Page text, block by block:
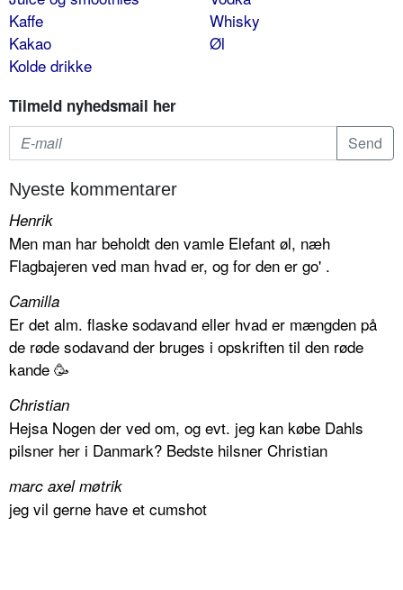
Kaffe
Kakao
Kolde drikke
Whisky
Øl
Tilmeld nyhedsmail her
Nyeste kommentarer
Henrik
Men man har beholdt den vamle Elefant øl, næh
Flagbajeren ved man hvad er, og for den er go' .
Camilla
Er det alm. flaske sodavand eller hvad er mængden på
de røde sodavand der bruges i opskriften til den røde
kande 🥳
Christian
Hejsa Nogen der ved om, og evt. jeg kan købe Dahls
pilsner her i Danmark? Bedste hilsner Christian
marc axel møtrik
jeg vil gerne have et cumshot